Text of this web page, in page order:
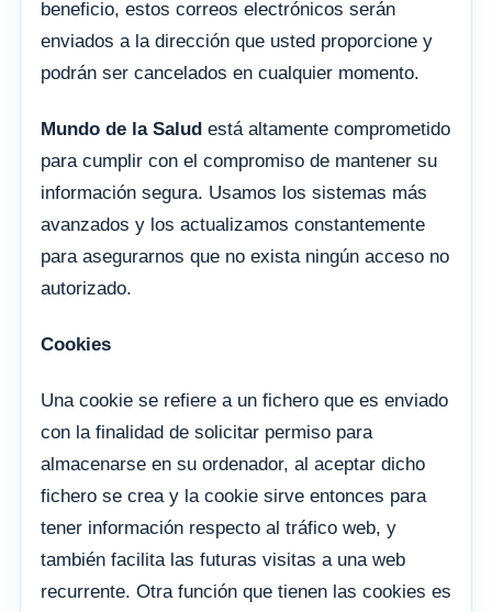
beneficio, estos correos electrónicos serán
enviados a la dirección que usted proporcione y
podrán ser cancelados en cualquier momento.
Mundo de la Salud está altamente comprometido
para cumplir con el compromiso de mantener su
información segura. Usamos los sistemas más
avanzados y los actualizamos constantemente
para asegurarnos que no exista ningún acceso no
autorizado.
Cookies
Una cookie se refiere a un fichero que es enviado
con la finalidad de solicitar permiso para
almacenarse en su ordenador, al aceptar dicho
fichero se crea y la cookie sirve entonces para
tener información respecto al tráfico web, y
también facilita las futuras visitas a una web
recurrente. Otra función que tienen las cookies es